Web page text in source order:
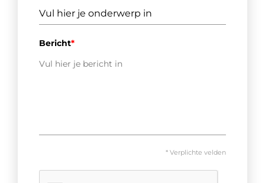
Bericht*
* Verplichte velden